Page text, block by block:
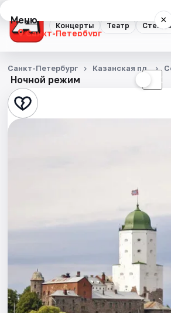
Концерты Театр
Меню ×
Санкт-Петербург
Концерты
Театр
Стендап
Города
Ночной режим ☾
Санкт-Петербург Казанская пл.